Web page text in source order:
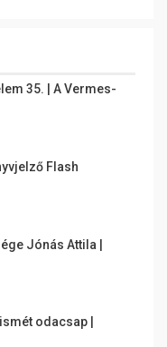
35. | A Vermes-
Flash
Jónás Attila |
odacsap |